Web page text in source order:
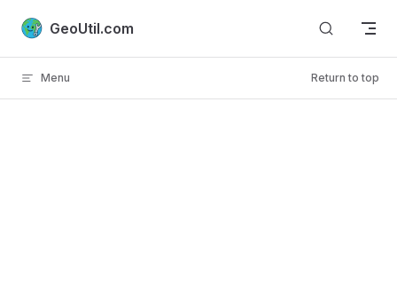
Skip to content
GeoUtil.com
Menu Return to top